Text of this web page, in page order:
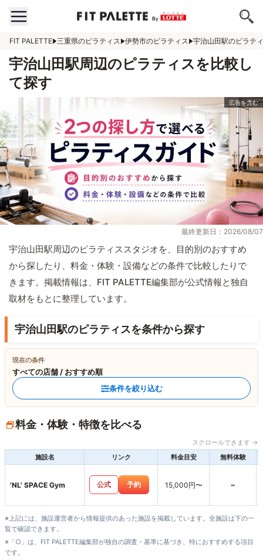
FIT PALETTE 三重県のピラティス 伊勢市のピラティス 宇治山田駅のピラテ
宇治山田駅周辺のピラティスを比較し
て探す
最終更新日：2026/08/07
宇治山田駅周辺のピラティススタジオを、目的別のおすすめ
から探したり、料金・体験・設備などの条件で比較したりで
きます。掲載情報は、FIT PALETTE編集部が公式情報と独自
取材をもとに整理しています。
宇治山田駅のピラティスを条件から探す
現在の条件
すべての店舗 / おすすめ順
条件を絞り込む
料金・体験・特徴を比べる
スクロールできます →
施設名
リンク 料金目安 無料体験
'NL' SPACE Gym 公式 予約 15,000円〜 -
※上記には、施設運営者から情報提供のあった施設を掲載しています。全施設は下の一
覧で確認できます。
※「○」は、FIT PALETTE編集部が独自の調査・基準に基づき、特におすすめする項目
です。